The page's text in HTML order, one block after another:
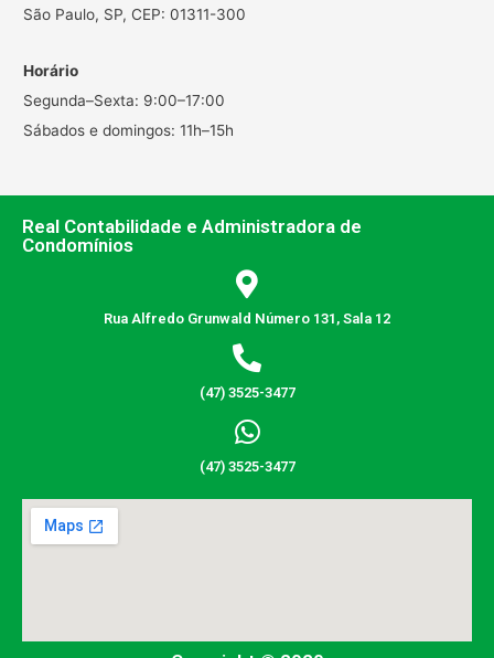
São Paulo, SP, CEP: 01311-300
Horário
Segunda–Sexta: 9:00–17:00
Sábados e domingos: 11h–15h
Real Contabilidade e Administradora de
Condomínios
Rua Alfredo Grunwald Número 131, Sala 12
(47) 3525-3477
(47) 3525-3477